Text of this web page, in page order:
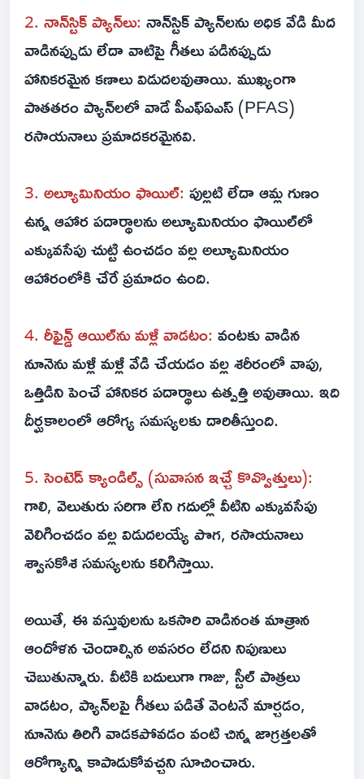
2. నాన్‌స్టిక్ ప్యాన్‌లు: నాన్‌స్టిక్ ప్యాన్‌లను అధిక వేడి మీద
వాడినప్పుడు లేదా వాటిపై గీతలు పడినప్పుడు
హానికరమైన కణాలు విడుదలవుతాయి. ముఖ్యంగా
పాతతరం ప్యాన్‌లలో వాడే పీఎఫ్ఏఎస్ (PFAS)
రసాయనాలు ప్రమాదకరమైనవి.
3. అల్యూమినియం ఫాయిల్: పుల్లటి లేదా ఆమ్ల గుణం
ఉన్న ఆహార పదార్థాలను అల్యూమినియం ఫాయిల్‌లో
ఎక్కువసేపు చుట్టి ఉంచడం వల్ల అల్యూమినియం
ఆహారంలోకి చేరే ప్రమాదం ఉంది.
4. రీఫైన్డ్ ఆయిల్‌ను మళ్లీ వాడటం: వంటకు వాడిన
నూనెను మళ్లీ మళ్లీ వేడి చేయడం వల్ల శరీరంలో వాపు,
ఒత్తిడిని పెంచే హానికర పదార్థాలు ఉత్పత్తి అవుతాయి. ఇది
దీర్ఘకాలంలో ఆరోగ్య సమస్యలకు దారితీస్తుంది.
5. సెంటెడ్ క్యాండిల్స్ (సువాసన ఇచ్చే కొవ్వొత్తులు):
గాలి, వెలుతురు సరిగా లేని గదుల్లో వీటిని ఎక్కువసేపు
వెలిగించడం వల్ల విడుదలయ్యే పొగ, రసాయనాలు
శ్వాసకోశ సమస్యలను కలిగిస్తాయి.
అయితే, ఈ వస్తువులను ఒకసారి వాడినంత మాత్రాన
ఆందోళన చెందాల్సిన అవసరం లేదని నిపుణులు
చెబుతున్నారు. వీటికి బదులుగా గాజు, స్టీల్ పాత్రలు
వాడటం, ప్యాన్‌లపై గీతలు పడితే వెంటనే మార్చడం,
నూనెను తిరిగి వాడకపోవడం వంటి చిన్న జాగ్రత్తలతో
ఆరోగ్యాన్ని కాపాడుకోవచ్చని సూచించారు.